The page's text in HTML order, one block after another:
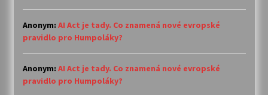
Anonym: AI Act je tady. Co znamená nové evropské
pravidlo pro Humpoláky?
Anonym: AI Act je tady. Co znamená nové evropské
pravidlo pro Humpoláky?